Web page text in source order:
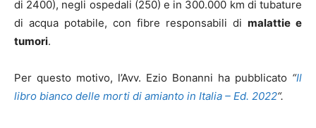
di 2400), negli ospedali (250) e in 300.000 km di tubature
di acqua potabile, con fibre responsabili di malattie e
tumori.
Per questo motivo, l’Avv. Ezio Bonanni ha pubblicato “Il
libro bianco delle morti di amianto in Italia – Ed. 2022“.